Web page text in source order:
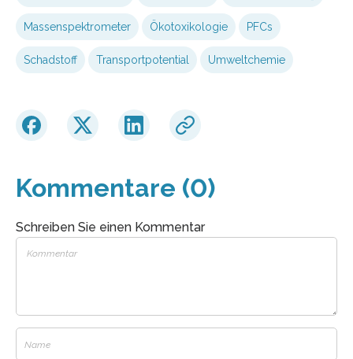
Massenspektrometer Ökotoxikologie PFCs
Schadstoff Transportpotential Umweltchemie
Kommentare (0)
Schreiben Sie einen Kommentar